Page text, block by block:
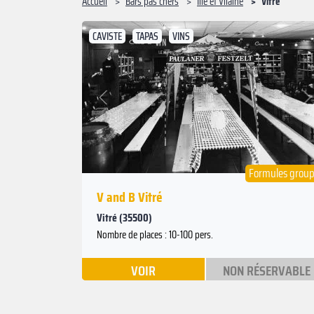
CAVISTE TAPAS VINS
Précédent
Suivant
Formules
V and B Vitré
Vitré (35500)
Nombre de places : 10-100 pers.
VOIR NON RÉSERVABLE